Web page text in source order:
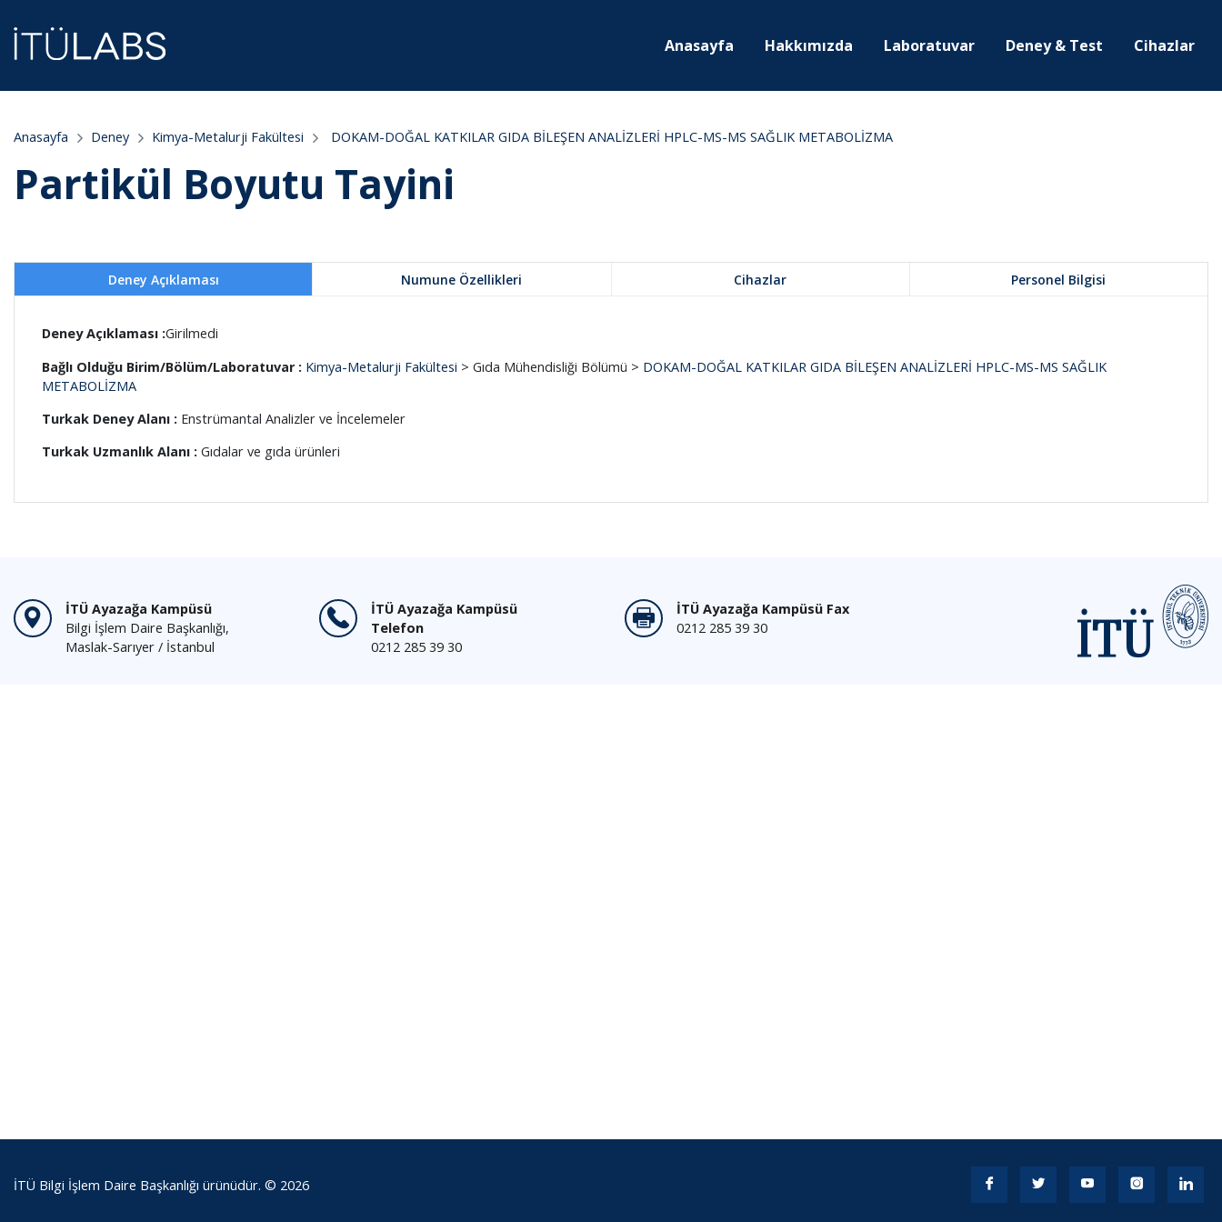
Anasayfa Hakkımızda Laboratuvar Deney & Test Cihazlar
Anasayfa Deney Kimya-Metalurji Fakültesi DOKAM-DOĞAL KATKILAR GIDA BİLEŞEN ANALİZLERİ HPLC-MS-MS SAĞLIK METABOLİZMA
Partikül Boyutu Tayini
Deney Açıklaması Numune Özellikleri Cihazlar Personel Bilgisi
Deney Açıklaması :Girilmedi
Bağlı Olduğu Birim/Bölüm/Laboratuvar : Kimya-Metalurji Fakültesi > Gıda Mühendisliği Bölümü > DOKAM-DOĞAL KATKILAR GIDA BİLEŞEN ANALİZLERİ HPLC-MS-MS SAĞLIK
METABOLİZMA
Turkak Deney Alanı : Enstrümantal Analizler ve İncelemeler
Turkak Uzmanlık Alanı : Gıdalar ve gıda ürünleri
İTÜ Ayazağa Kampüsü
Bilgi İşlem Daire Başkanlığı,
Maslak-Sarıyer / İstanbul
İTÜ Ayazağa Kampüsü
Telefon
0212 285 39 30
İTÜ Ayazağa Kampüsü Fax
0212 285 39 30
İTÜ Bilgi İşlem Daire Başkanlığı ürünüdür. © 2026